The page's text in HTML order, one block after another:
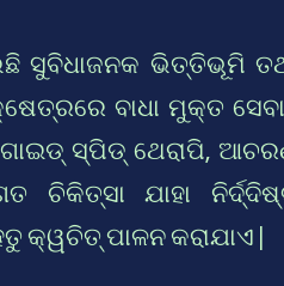
ସୁବିଧାଜନକ ଭିତ୍ତିଭୂମି
ବାଧା ମୁକ୍ତ
ସ୍ପିଡ୍ ଥେରାପି,
ଚିକିତ୍ସା ଯାହା
କ୍ୱଚିତ୍ ପାଳନ କରାଯାଏ |